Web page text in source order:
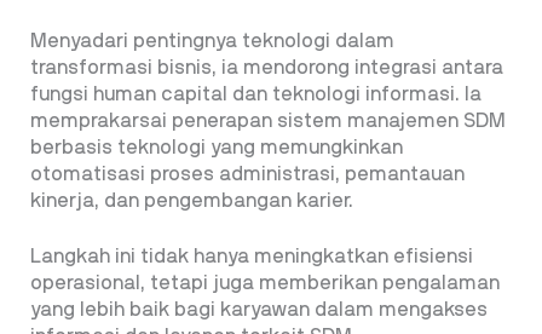
Menyadari pentingnya teknologi dalam
transformasi bisnis, ia mendorong integrasi antara
fungsi human capital dan teknologi informasi. Ia
memprakarsai penerapan sistem manajemen SDM
berbasis teknologi yang memungkinkan
otomatisasi proses administrasi, pemantauan
kinerja, dan pengembangan karier.
Langkah ini tidak hanya meningkatkan efisiensi
operasional, tetapi juga memberikan pengalaman
yang lebih baik bagi karyawan dalam mengakses